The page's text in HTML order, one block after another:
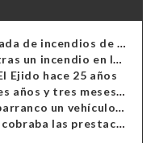
Detenido el autor de una oleada de incendios de contenedores en Almería
Madre e hijo hospitalizados tras un incendio en la cocina de una vivienda en Almería
Ejido hace 25 años
Confirmada la condena de tres años y tres meses al hombre de Antas acusado de xenofobia
Cinco heridos al caer por un barranco un vehículo en Alcolea
Detenido un matrimonio que cobraba las prestaciones de ilegales en Almería, Granada, Málaga, Huelva y Murcia